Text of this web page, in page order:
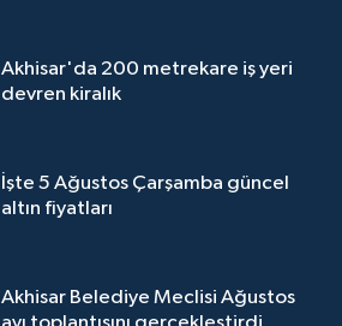
Akhisar'da 200 metrekare iş yeri
devren kiralık
İşte 5 Ağustos Çarşamba güncel
altın fiyatları
Akhisar Belediye Meclisi Ağustos